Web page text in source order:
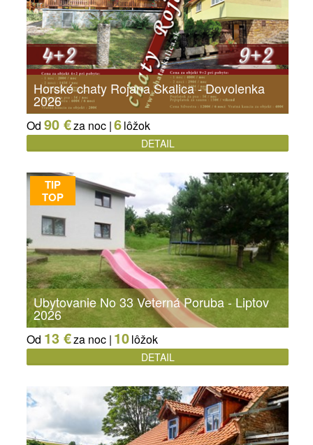
Horské chaty Rojana Skalica - Dovolenka
2026
Od 90 €za noc |6lôžok
DETAIL
TIP
TOP
Ubytovanie No 33 Veterná Poruba - Liptov
2026
Od 13 €za noc | 10lôžok
DETAIL